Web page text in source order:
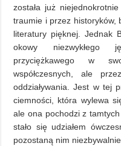
została już
traumie i przez historyków,
literatury pięknej. Jednak
okowy niezwykłego
przyciężkawego w
współczesnych, ale
oddziaływania. Jest w tej
ciemności, która wylewa
ale ona pochodzi z
stało się udziałem
pozostaną nim